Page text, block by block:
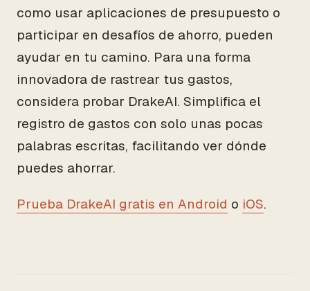
como usar aplicaciones de presupuesto o
participar en desafíos de ahorro, pueden
ayudar en tu camino. Para una forma
innovadora de rastrear tus gastos,
considera probar DrakeAI. Simplifica el
registro de gastos con solo unas pocas
palabras escritas, facilitando ver dónde
puedes ahorrar.
Prueba DrakeAI gratis en Android o iOS.